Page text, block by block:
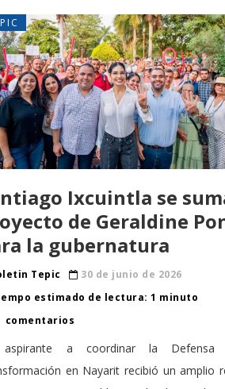
Ixcuintla se
de Geraldine
la gubernatura
Tepic
30 de junio de 2026
estimado de lectura: 1 minuto
comentarios
a coordinar la
en Nayarit recibió un amplio